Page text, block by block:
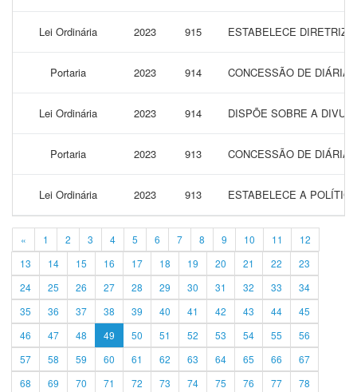
Lei Ordinária 2023 915 ESTABELECE
Portaria 2023 914 CONCESSÃO DE
Lei Ordinária 2023 914 DISPÕE SOBRE A
Portaria 2023 913 CONCESSÃO DE
Lei Ordinária 2023 913 ESTABELECE A
« 1 2 3 4 5 6 7 8 9 10 11
12
13
14 15 16 17 18 19 20 21 22
23
24
25 26 27 28 29 30 31 32 33
34
35
36 37 38 39 40 41 42 43 44
45
46
47 48 49 50 51 52 53 54 55
56
57
58 59 60 61 62 63 64 65 66
67
68
69 70 71 72 73 74 75 76 77 78